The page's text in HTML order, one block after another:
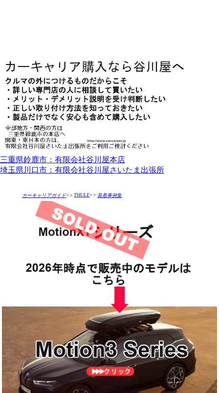
三重県鈴鹿市：有限会社谷川屋本店
埼玉県川口市：有限会社谷川屋さいたま出張所
カーキャリアガイド>> THULE>> 装着事例集